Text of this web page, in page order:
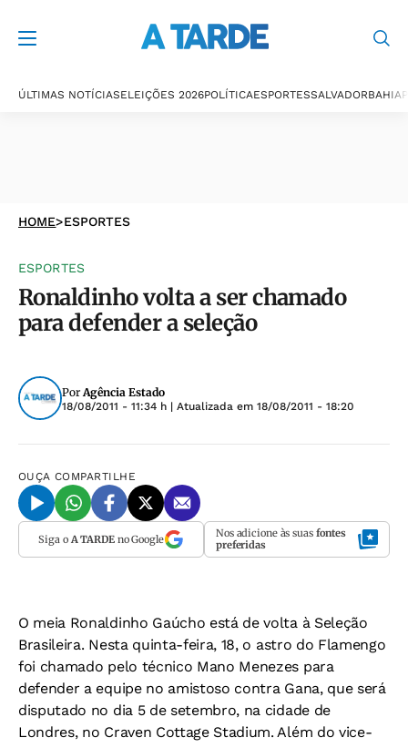
ÚLTIMAS NOTÍCIASELEIÇÕES 2026POLÍTICAESPORTESSALVADORBAHIA
HOME>ESPORTES
ESPORTES
Ronaldinho volta a ser chamado
para defender a seleção
PorAgência Estado
18/08/2011 - 11:34 h | Atualizada em 18/08/2011 - 18:20
OUÇA COMPARTILHE
Siga o A TARDEno Google Nos adicione às suas fontes
preferidas
O meia Ronaldinho Gaúcho está de volta à Seleção
Brasileira. Nesta quinta-feira, 18, o astro do Flamengo
foi chamado pelo técnico Mano Menezes para
defender a equipe no amistoso contra Gana, que será
disputado no dia 5 de setembro, na cidade de
Londres, no Craven Cottage Stadium. Além do vice-